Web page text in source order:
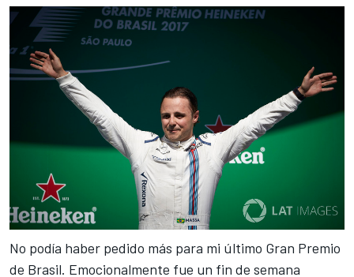
No podía haber pedido más para mi último Gran Premio
de Brasil. Emocionalmente fue un fin de semana